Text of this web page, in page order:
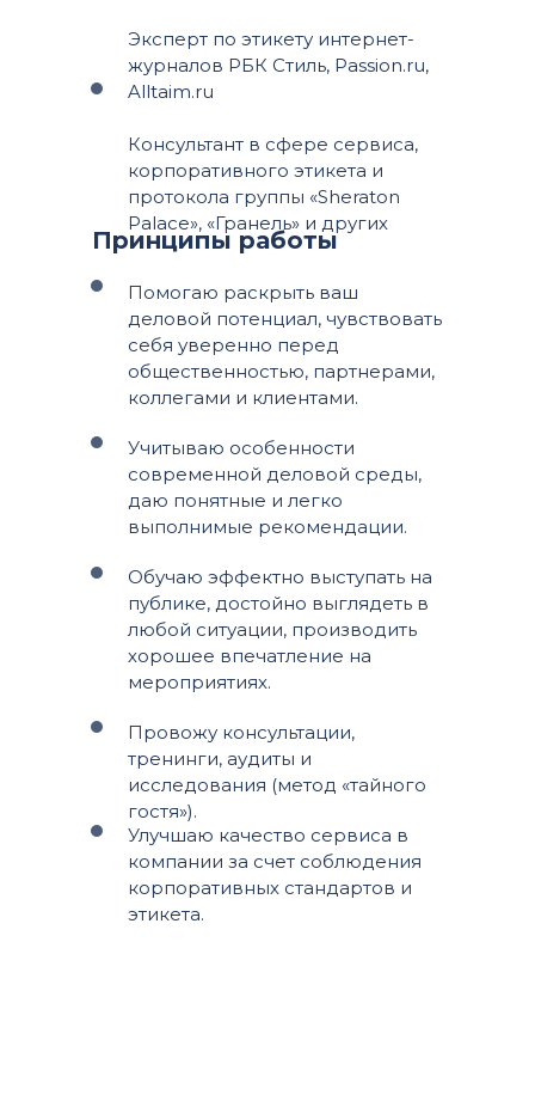
Помогаю раскрыть ваш
деловой потенциал, чувствовать
себя уверенно перед
общественностью, партнерами,
коллегами и клиентами.
Обучаю эффектно выступать на
публике, достойно выглядеть в
любой ситуации, производить
хорошее впечатление на
мероприятиях.
Улучшаю качество сервиса в
компании за счет соблюдения
корпоративных стандартов и
этикета.
Принципы работы
Эксперт по этикету интернет-
журналов РБК Стиль, Passion.ru,
Alltaim.ru
Консультант в сфере сервиса,
корпоративного этикета и
протокола группы «Sheraton
Palace», «Гранель» и других
Учитываю особенности
современной деловой среды,
даю понятные и легко
выполнимые рекомендации.
Провожу консультации,
тренинги, аудиты и
исследования (метод «тайного
гостя»).